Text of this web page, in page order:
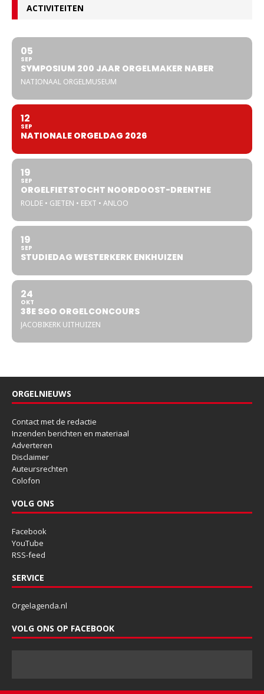
ACTIVITEITEN
05
SEP
SYMPOSIUM 200 JAAR ORGELMAKER NABER
NATIONAAL ORGELMUSEUM
12
SEP
NATIONALE ORGELDAG 2026
19
SEP
ORGELFIETSTOCHT NOORDOOST-DRENTHE
ROLDE • GIETEN • EEXT • ANLOO
19
SEP
STUDIEDAG WESTERKERK ENKHUIZEN
24
OKT
38E SGO ORGELCONCOURS
JACOBIKERK UITHUIZEN
ORGELNIEUWS
Contact met de redactie
Inzenden berichten en materiaal
Adverteren
Disclaimer
Auteursrechten
Colofon
VOLG ONS
Facebook
YouTube
RSS-feed
SERVICE
Orgelagenda.nl
VOLG ONS OP FACEBOOK